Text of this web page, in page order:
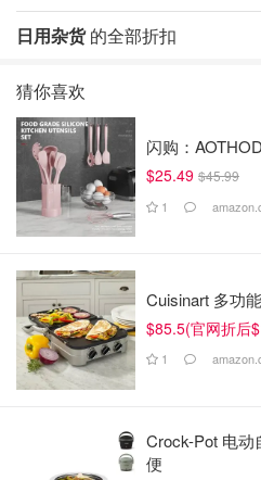
日用杂货的全部折扣
猜你喜欢
闪购：
$25.49 $45.99
1
Cuisinart 多功
$85.5(官网折后
1
Crock-Pot 电
便